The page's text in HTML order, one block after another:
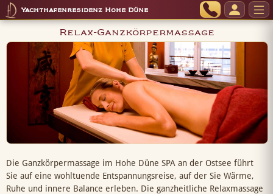
Yachthafenresidenz Hohe Düne
Relax-Ganzkörpermassage
Die Ganzkörpermassage im Hohe Düne SPA an der Ostsee führt
Sie auf eine wohltuende Entspannungsreise, auf der Sie Wärme,
Ruhe und innere Balance erleben. Die ganzheitliche Relaxmassage